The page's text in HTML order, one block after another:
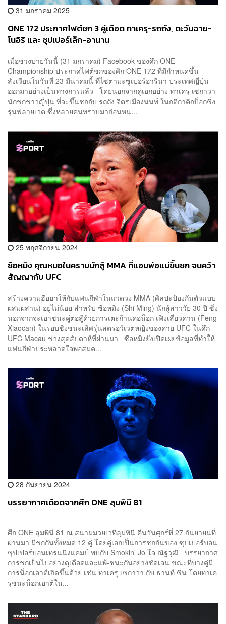
31 มกราคม 2025
ONE 172 ประกาศไฟต์ชก 3 คู่เดือด ทาเครุ-รถถัง, ตะวันฉาย-
โนอิริ และ ซุปเปอร์เล็ก-อานาน
เมื่อช่วงบ่ายวันนี้ (31 มกราคม) Facebook ของศึก ONE
Championship ประกาศไฟต์ชกของศึก ONE 172 ที่มีกำหนดขึ้น
สังเวียนในวันที่ 23 มีนาคมนี้ ที่ไซตามะซูเปอร์อารีนา ประเทศญี่ปุ่น
ออกมาอย่างเป็นทางการแล้ว โดยนอกจากคู่เอกอย่าง ทาเครุ เซกาวา
นักชกชาวญี่ปุ่น ที่จะขึ้นชกกับ รถถัง จิตรเมืองนนท์ ในกติกาคิกบ็อกซิ่ง
รุ่นฟลายเวต ซึ่งหลายคนทราบมาก่อนหน...
25 พฤศจิกายน 2024
ซือหมิง คุณหมอในคราบนักสู้ MMA ที่แอบพ่อแม่ขึ้นชก จนคว้า
สัญญากับ UFC
สร้างความฮือฮาให้กับแฟนกีฬาในแวดวง MMA (ศิลปะป้องกันตัวแบบ
ผสมผสาน) อยู่ไม่น้อย สำหรับ ซือหมิง (Shi Ming) นักสู้สาววัย 30 ปี ซึ่ง
นอกจากจะเอาชนะคู่ต่อสู้ด้วยการเตะก้านคอน็อก เฟิงเสี่ยวคาน (Feng
Xiaocan) ในรอบชิงชนะเลิศรุ่นสตรอว์เวตหญิงของค่าย UFC ในศึก
UFC Macau ช่วงสุดสัปดาห์ที่ผ่านมา ซือหมิงยังเปิดเผยข้อมูลที่ทำให้
แฟนกีฬาประหลาดใจพอสมค...
28 กันยายน 2024
บรรยากาศเดือดจากศึก ONE ลุมพินี 81
ศึก ONE ลุมพินี 81 ณ สนามมวยเวทีลุมพินี คืนวันศุกร์ที่ 27 กันยายนที่
ผ่านมา มีชกกันทั้งหมด 12 คู่ โดยคู่เอกเป็นการชกกันของ ซุปเปอร์บอน
ซุปเปอร์บอนเทรนนิงแคมป์ พบกับ Smokin’ Jo โจ ณัฐวุฒิ บรรยากาศ
การชกเป็นไปอย่างดุเดือดและแพ้-ชนะกันอย่างชัดเจน ขณะที่บางคู่มี
การน็อกเอาต์เกิดขึ้นด้วย เช่น ทาเครุ เซกาวา กับ ธานท์ ซิน โดยทาเค
รุชนะน็อกเอาต์ใน...